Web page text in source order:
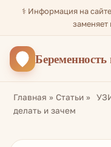
⚕️ Информация на
заменяет
Беременность
Главная » Статьи »
делать и зачем